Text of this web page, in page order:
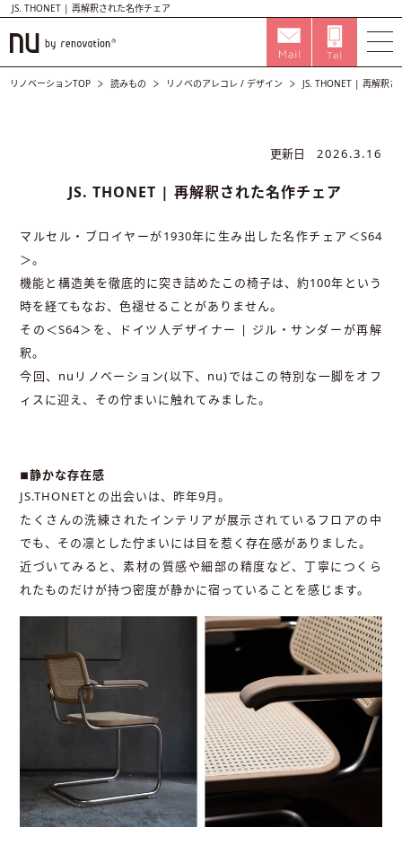
JS. THONET | 再解釈された名作チェア
リノベーションTOP 読みもの リノベのアレコレ /デザイン JS. THONET | 再解釈さ
更新日 2026.3.16
JS. THONET | 再解釈された名作チェア
マルセル・ブロイヤーが1930年に生み出した名作チェア＜S64
＞。
機能と構造美を徹底的に突き詰めたこの椅子は、約100年という
時を経てもなお、色褪せることがありません。
その＜S64＞を、ドイツ人デザイナー | ジル・サンダーが再解
釈。
今回、nuリノベーション(以下、nu)ではこの特別な一脚をオフ
ィスに迎え、その佇まいに触れてみました。
◾︎静かな存在感
JS.THONETとの出会いは、昨年9月。
たくさんの洗練されたインテリアが展示されているフロアの中
でも、その凛とした佇まいには目を惹く存在感がありました。
近づいてみると、素材の質感や細部の精度など、丁寧につくら
れたものだけが持つ密度が静かに宿っていることを感じます。